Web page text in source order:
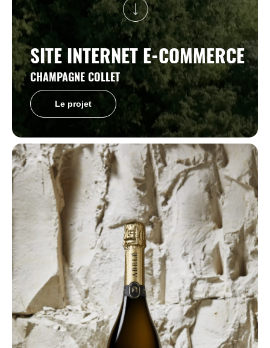
SITE INTERNET E-COMMERCE
CHAMPAGNE COLLET
Le projet